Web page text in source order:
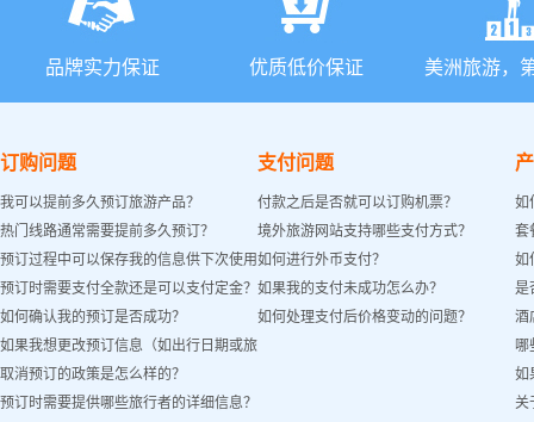
品牌实力保证 优质低价保证 美洲旅游，
订购问题
我可以提前多久预订旅游产品？
热门线路通常需要提前多久预订？
预订过程中可以保存我的信息供下次使用
吗？
预订时需要支付全款还是可以支付定金？
如何确认我的预订是否成功？
如果我想更改预订信息（如出行日期或旅
客姓名）怎么办？
取消预订的政策是怎么样的？
预订时需要提供哪些旅行者的详细信息？
支付问题
付款之后是否就可以订购机票？
境外旅游网站支持哪些支付方式？
如何进行外币支付？
如果我的支付未成功怎么办？
如何处理支付后价格变动的问题？
如
套
如
是
酒
哪
如
关